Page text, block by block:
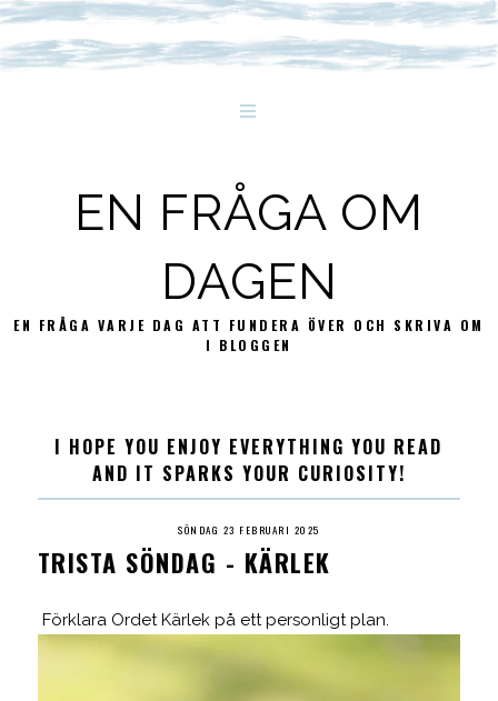
EN FRÅGA OM
DAGEN
EN FRÅGA VARJE DAG ATT FUNDERA ÖVER OCH SKRIVA OM
I BLOGGEN
I HOPE YOU ENJOY EVERYTHING YOU READ
AND IT SPARKS YOUR CURIOSITY!
SÖNDAG 23 FEBRUARI 2025
TRISTA SÖNDAG - KÄRLEK
Förklara Ordet Kärlek på ett personligt plan.